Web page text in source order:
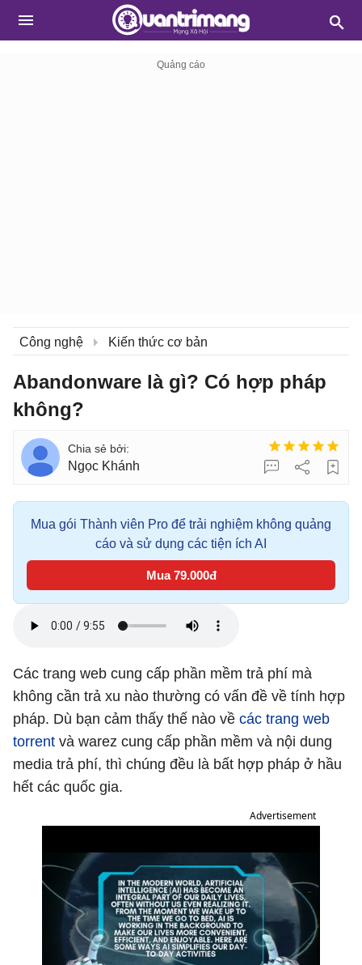
Công nghệ Kiến thức cơ bản
Abandonware là gì? Có hợp pháp
không?
Ngọc Khánh
Mua gói Thành viên Pro để trải nghiệm không quảng
cáo và sử dụng các tiện ích AI
Mua 79.000đ
Các trang web cung cấp phần mềm trả phí mà
không cần trả xu nào thường có vấn đề về tính hợp
pháp. Dù bạn cảm thấy thế nào về các trang web
torrent và warez cung cấp phần mềm và nội dung
media trả phí, thì chúng đều là bất hợp pháp ở hầu
hết các quốc gia.
Advertisement